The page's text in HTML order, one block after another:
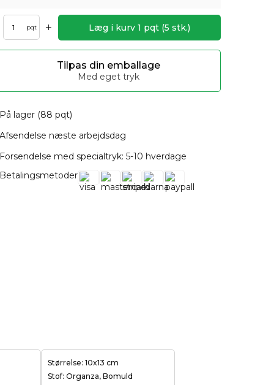
pqt + Læg i kurv 1 pqt (5 stk.)
Tilpas din emballage
Med eget tryk
På lager (88 pqt)
Afsendelse næste arbejdsdag
Forsendelse med specialtryk: 5-10 hverdage
Betalingsmetoder
Størrelse: 10x13 cm
Stof: Organza, Bomuld